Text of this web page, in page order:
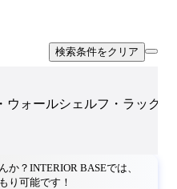
検索条件をクリア
ウォールシェルフ・ラック
？INTERIOR BASEでは、
り可能です！